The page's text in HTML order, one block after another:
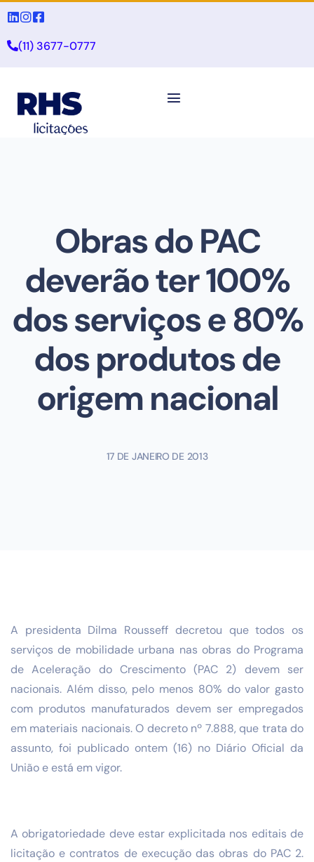
(11) 3677-0777
Obras do PAC
deverão ter 100%
dos serviços e 80%
dos produtos de
origem nacional
17 DE JANEIRO DE 2013
A presidenta Dilma Rousseff decretou que todos os
serviços de mobilidade urbana nas obras do Programa
de Aceleração do Crescimento (PAC 2) devem ser
nacionais. Além disso, pelo menos 80% do valor gasto
com produtos manufaturados devem ser empregados
em materiais nacionais. O decreto nº 7.888, que trata do
assunto, foi publicado ontem (16) no Diário Oficial da
União e está em vigor.
A obrigatoriedade deve estar explicitada nos editais de
licitação e contratos de execução das obras do PAC 2.